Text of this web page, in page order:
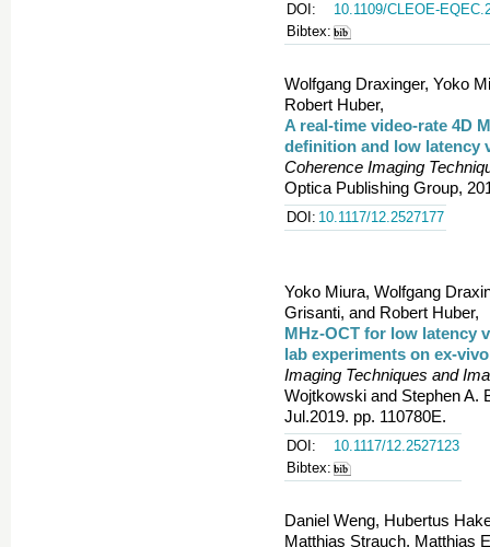
DOI:
10.1109/CLEOE-
Bibtex:
Wolfgang Draxinger, Yoko
Robert Huber,
A real-time video-rate 4D
definition and low latency
Coherence Imaging
Optica Publishing Group,
DOI: 10.1117/12.2527177
Yoko Miura, Wolfgang
Grisanti, and Robert Huber,
MHz-OCT for low latency
lab experiments on ex-
Imaging Techniques and
Wojtkowski and Stephen A.
Jul.2019. pp. 110780E.
DOI:
10.1117/12.2527123
Bibtex:
Daniel Weng, Hubertus
Matthias Strauch, Matthias